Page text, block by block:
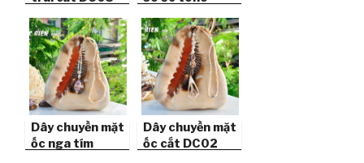
Dây chuyền mặt
ốc nga tím
Dây chuyền mặt
ốc cắt DC02